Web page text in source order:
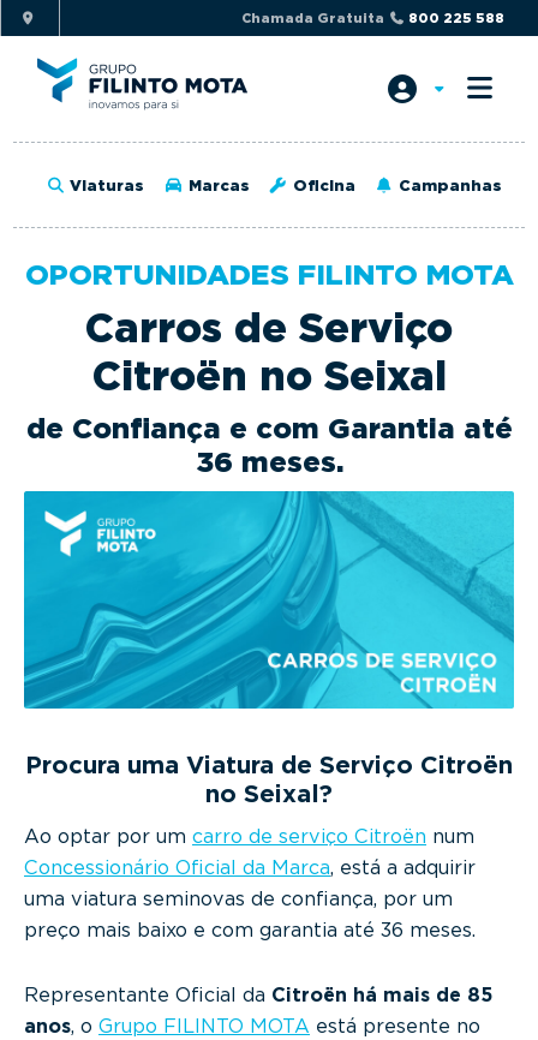
i
p
t
o
r
i
n
i
o
n
i
p
t
o
a
i
t
t
Chamada Gratuita 800 225 588
Viaturas Marcas Oficina Campanhas
OPORTUNIDADES FILINTO MOTA
Carros de Serviço
Citroën no Seixal
de Confiança e com Garantia até
36 meses.
Procura uma Viatura de Serviço Citroën
no Seixal?
Ao optar por um carro de serviço Citroën num
Concessionário Oficial da Marca, está a adquirir
uma viatura seminovas de confiança, por um
preço mais baixo e com garantia até 36 meses.
Representante Oficial da Citroën há mais de 85
anos, o Grupo FILINTO MOTA está presente no